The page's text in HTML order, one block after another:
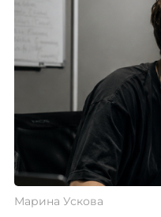
Марина Ускова